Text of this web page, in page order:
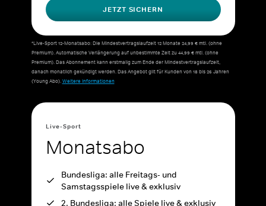
JETZT SICHERN
*Live-Sport 12-Monatsabo: Die Mindestvertragslaufzeit 12 Monate 24,99 € mtl. (ohne
Premium). Automatische Verlängerung auf unbestimmte Zeit zu 44,99 € mtl. (ohne
Premium). Das Abonnement kann erstmalig zum Ende der Mindestvertragslaufzeit,
danach monatlich gekündigt werden. Das Angebot gilt für Kunden von 18 bis 26 Jahren
(Young Abo).Weitere Informationen
Live-Sport
Monatsabo
Bundesliga: alle Freitags- und
Samstagsspiele live & exklusiv
2. Bundesliga: alle Spiele live & exklusiv